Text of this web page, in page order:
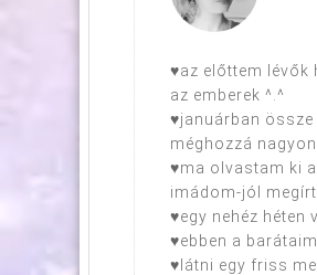
♥az előttem lévők
az emberek ^.^
♥januárban össze
méghozzá
♥ma olvastam ki
imádom-jól
♥egy nehéz héten
♥ebben a
♥látni egy friss